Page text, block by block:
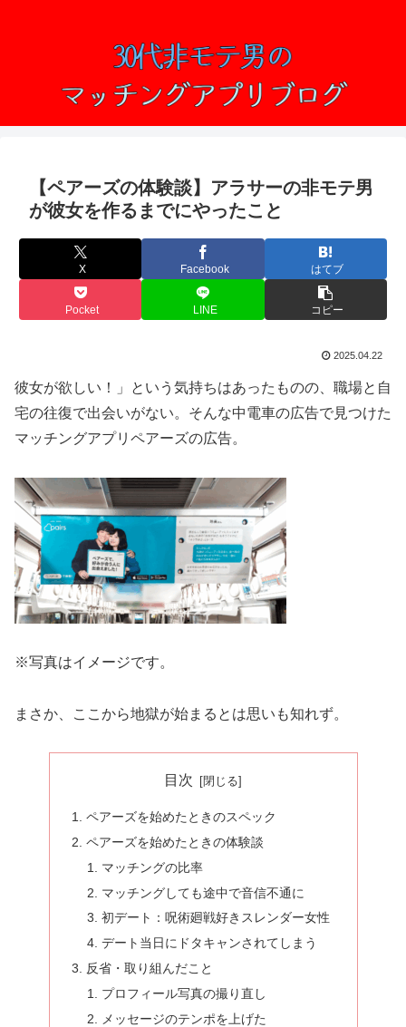
【ペアーズの体験談】アラサーの非モテ男
が彼女を作るまでにやったこと
X Facebook はてブ
Pocket LINE コピー
2025.04.22
彼女が欲しい！」という気持ちはあったものの、職場と自
宅の往復で出会いがない。そんな中電車の広告で見つけた
マッチングアプリペアーズの広告。
※写真はイメージです。
まさか、ここから地獄が始まるとは思いも知れず。
目次
ペアーズを始めたときのスペック
ペアーズを始めたときの体験談
マッチングの比率
マッチングしても途中で音信不通に
初デート：呪術廻戦好きスレンダー女性
デート当日にドタキャンされてしまう
反省・取り組んだこと
プロフィール写真の撮り直し
メッセージのテンポを上げた